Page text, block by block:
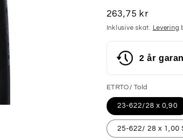
Normalpris
263,75 kr
Inklusive skat. Levering
2 år
ETRTO/ Told
23-622/28 x 0,90
25-622/ 28 x 1,00